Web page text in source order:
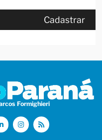
Cadastrar
Formighieri